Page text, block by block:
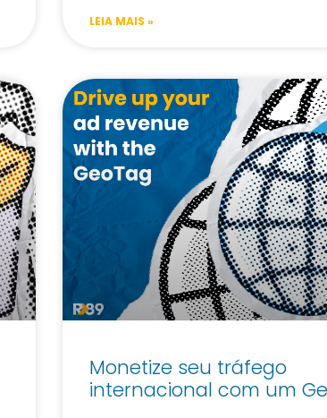
LEIA MAIS »
Monetize seu tráfego
internacional com um